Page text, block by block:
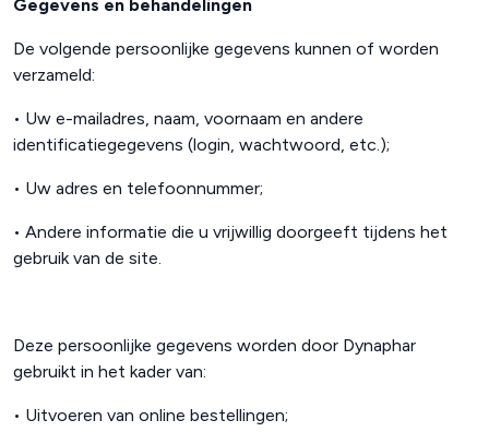
Gegevens en behandelingen
De volgende persoonlijke gegevens kunnen of worden
verzameld:
• Uw e-mailadres, naam, voornaam en andere
identificatiegegevens (login, wachtwoord, etc.);
• Uw adres en telefoonnummer;
• Andere informatie die u vrijwillig doorgeeft tijdens het
gebruik van de site.
Deze persoonlijke gegevens worden door Dynaphar
gebruikt in het kader van:
• Uitvoeren van online bestellingen;